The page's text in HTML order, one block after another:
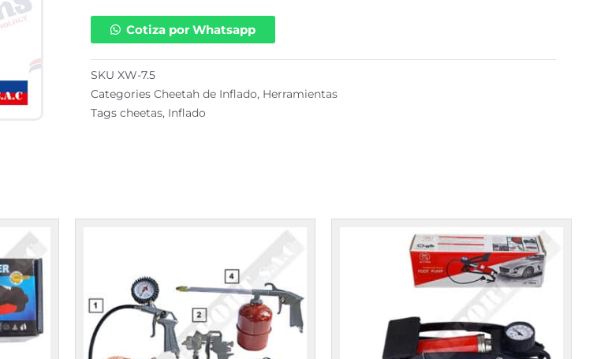
XW-
cantidad
Cotiza por Whatsapp
SKU XW-7.5
Categories Cheetah de Inflado, Herramientas
Tags cheetas, Inflado